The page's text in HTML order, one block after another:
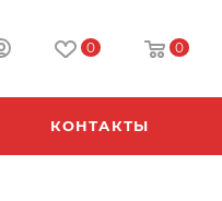
0 0
КОНТАКТЫ